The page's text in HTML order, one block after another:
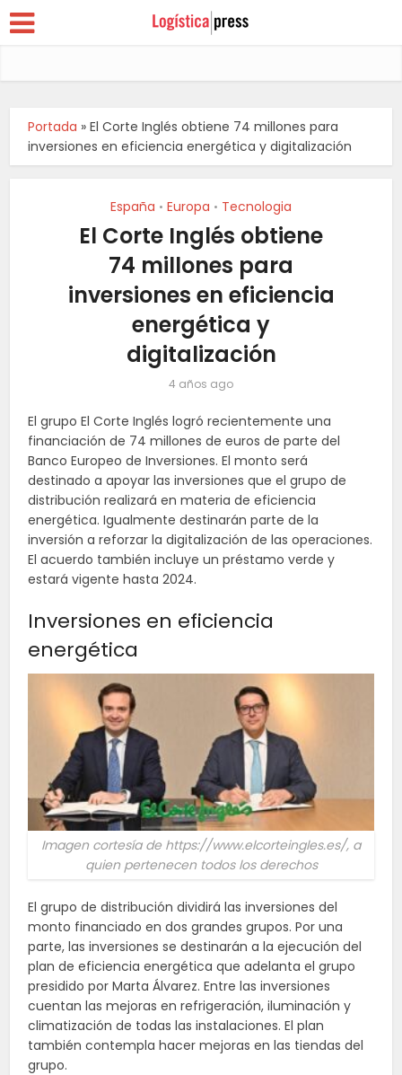
Portada »El Corte Inglés obtiene 74 millones para
inversiones en eficiencia energética y digitalización
España • Europa • Tecnologia
El Corte Inglés obtiene
74 millones para
inversiones en eficiencia
energética y
digitalización
4 años ago
El grupo El Corte Inglés logró recientemente una
financiación de 74 millones de euros de parte del
Banco Europeo de Inversiones. El monto será
destinado a apoyar las inversiones que el grupo de
distribución realizará en materia de eficiencia
energética. Igualmente destinarán parte de la
inversión a reforzar la digitalización de las operaciones.
El acuerdo también incluye un préstamo verde y
estará vigente hasta 2024.
Inversiones en eficiencia
energética
Imagen cortesía de https://www.elcorteingles.es/, a
quien pertenecen todos los derechos
El grupo de distribución dividirá las inversiones del
monto financiado en dos grandes grupos. Por una
parte, las inversiones se destinarán a la ejecución del
plan de eficiencia energética que adelanta el grupo
presidido por Marta Álvarez. Entre las inversiones
cuentan las mejoras en refrigeración, iluminación y
climatización de todas las instalaciones. El plan
también contempla hacer mejoras en las tiendas del
grupo.